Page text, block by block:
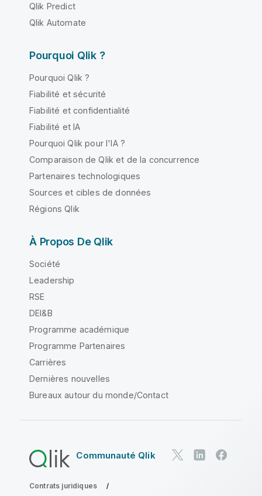
Qlik Predict
Qlik Automate
Pourquoi Qlik ?
Pourquoi Qlik ?
Fiabilité et sécurité
Fiabilité et confidentialité
Fiabilité et IA
Pourquoi Qlik pour l'IA ?
Comparaison de Qlik et de la concurrence
Partenaires technologiques
Sources et cibles de données
Régions Qlik
À Propos De Qlik
Société
Leadership
RSE
DEI&B
Programme académique
Programme Partenaires
Carrières
Dernières nouvelles
Bureaux autour du monde/Contact
Communauté Qlik
Contrats juridiques